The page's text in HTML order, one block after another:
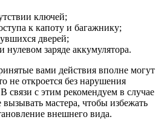
ключей;
к капоту и багажнику;
дверей;
нулевом заряде аккумулятора.
вами действия вполне могут
не откроется без нарушения
связи с этим рекомендуем в случае
мастера, чтобы избежать
внешнего вида.